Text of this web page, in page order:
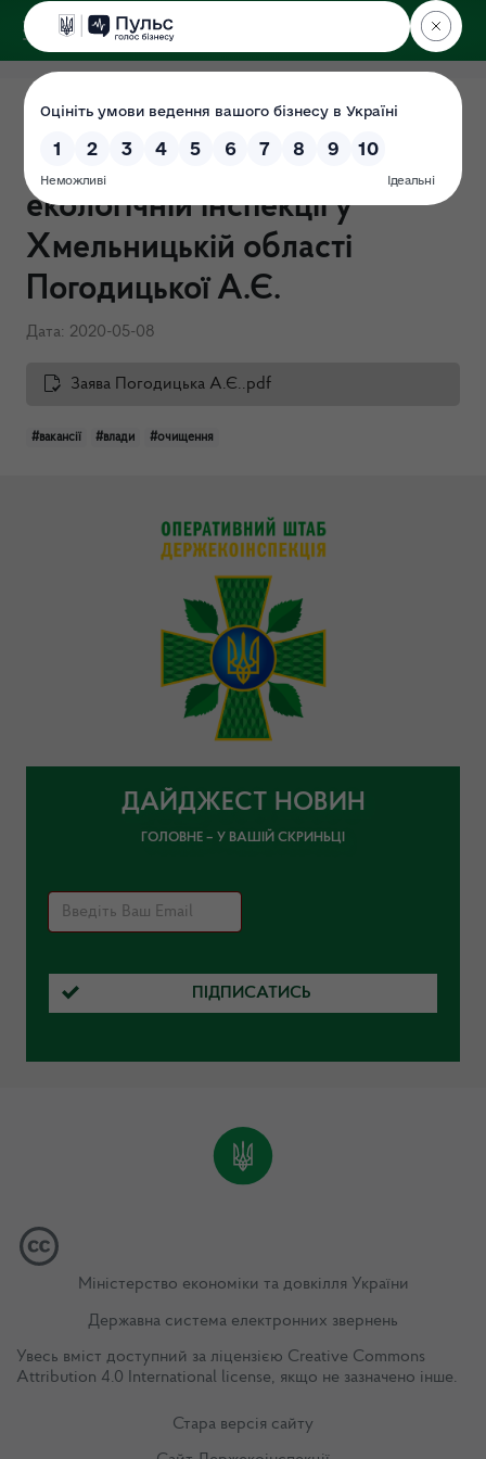
ДЕРЖЕКОІНСПЕКЦІЯ
у Хмельницькій області
Перевірка "Про очищення
влади" в Державній
екологічній інспекції у
Хмельницькій області
Погодицької А.Є.
Дата: 2020-05-08
Заява Погодицька А.Є..pdf
#вакансії #влади #очищення
ДАЙДЖЕСТ НОВИН
ГОЛОВНЕ – У ВАШІЙ СКРИНЬЦІ
ПІДПИСАТИСЬ
Міністерство економіки та довкілля України
Державна система електронних звернень
Увесь вміст доступний за ліцензією Creative Commons
Attribution 4.0 International license, якщо не зазначено інше.
Стара версія сайту